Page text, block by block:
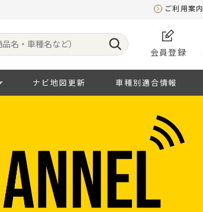
ご利用案内
会員登録
ナビ地図更新 車種別適合情報